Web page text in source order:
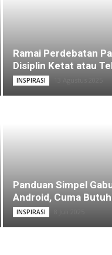
Ramai Perdebatan
Disiplin Ketat atau
INSPIRASI
Panduan Simpel
Android, Cuma
INSPIRASI